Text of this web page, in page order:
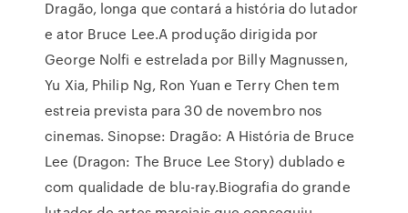
Dragão, longa que contará a história do lutador
e ator Bruce Lee.A produção dirigida por
George Nolfi e estrelada por Billy Magnussen,
Yu Xia, Philip Ng, Ron Yuan e Terry Chen tem
estreia prevista para 30 de novembro nos
cinemas. Sinopse: Dragão: A História de Bruce
Lee (Dragon: The Bruce Lee Story) dublado e
com qualidade de blu-ray.Biografia do grande